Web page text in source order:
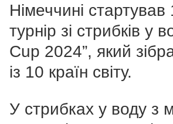
Німеччині
турнір зі стрибків у
Cup 2024”, який
із 10 країн світу.
У стрибках у воду з